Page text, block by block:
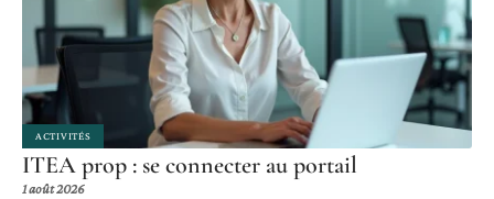
ACTIVITÉS
ITEA prop : se connecter au portail
1 août 2026